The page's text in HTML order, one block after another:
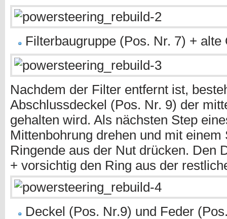
Filterbaugruppe (Pos. Nr. 7) +
Nachdem der Filter entfernt ist,
Abschlussdeckel (Pos. Nr. 9) der
gehalten wird. Als nächsten Step
Mittenbohrung drehen und mit einem
Ringende aus der Nut drücken. Den
+ vorsichtig den Ring aus der
Deckel (Pos. Nr.9) und Feder